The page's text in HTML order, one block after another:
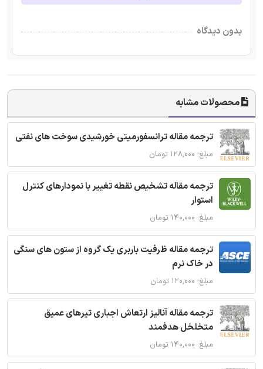
بدون دیدگاه
محصولات مشابه
ترجمه مقاله ترانسفورمیتی خورشیدی سوخت های نفتی
مبلغ: ۱۲۸,۰۰۰ تومان
ترجمه مقاله تشخیص نقطه تغییر با نمودارهای کنترل
استوار
مبلغ: ۱۴۰,۰۰۰ تومان
ترجمه مقاله ظرفیت باربری یک گروه از ستون های سنگی
در خاک نرم
مبلغ: ۱۲۰,۰۰۰ تومان
ترجمه مقاله آنالیز ارتعاش اجباری تیرهای عمیق
متخلخل هدفمند
مبلغ: ۱۴۰,۰۰۰ تومان